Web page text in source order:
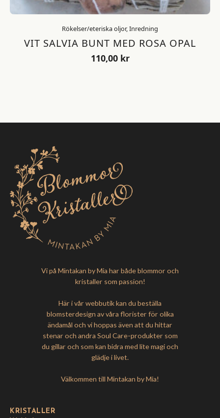
Rökelser/eteriska oljor, Inredning
VIT SALVIA BUNT MED ROSA OPAL
110,00 kr
Vi på Mintakan by Mia har både blommor och
kristaller som passion!
Här i vår webbutik kan du beställa
blomsterdesign av våra florister för olika
ändamål och vi hoppas även att du hittar
stenar och andra Soul Care-produkter som
du gillar och som kan bidra med lite magi och
glädje i livet.
Välkommen till Mintakan by Mia!
KRISTALLER